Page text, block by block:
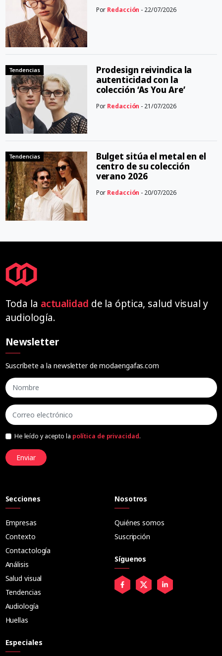
Por Redacción - 22/07/2026
Tendencias
Prodesign reivindica la
autenticidad con la
colección ‘As You Are’
Por Redacción - 21/07/2026
Tendencias
Bulget sitúa el metal en el
centro de su colección
verano 2026
Por Redacción - 20/07/2026
Toda la actualidad de la óptica, salud visual y
audiología.
Newsletter
Suscríbete a la newsletter de modaengafas.com
He leído y acepto la política de privacidad.
Enviar
Secciones
Empresas
Contexto
Contactología
Análisis
Salud visual
Tendencias
Audiología
Huellas
Especiales
Nosotros
Quiénes somos
Suscripción
Síguenos